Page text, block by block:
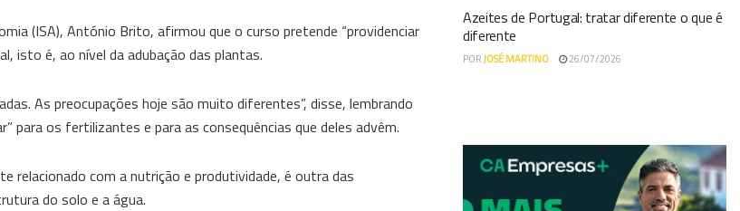
(ISA), António Brito, afirmou que o curso pretende “providenciar
isto é, ao nível da adubação das plantas.
As preocupações hoje são muito diferentes”, disse, lembrando
para os fertilizantes e para as consequências que deles advêm.
relacionado com a nutrição e produtividade, é outra das
do solo e a água.
Azeites de Portugal: tratar diferente o que é
diferente
PORJOSÉ MARTINO 26/07/2026